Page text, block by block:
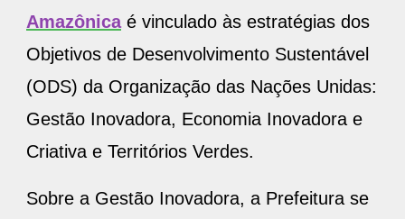
Amazônicaé vinculado às estratégias dos
Objetivos de Desenvolvimento Sustentável
(ODS) da Organização das Nações Unidas:
Gestão Inovadora, Economia Inovadora e
Criativa e Territórios Verdes.
Sobre a Gestão Inovadora, a Prefeitura se